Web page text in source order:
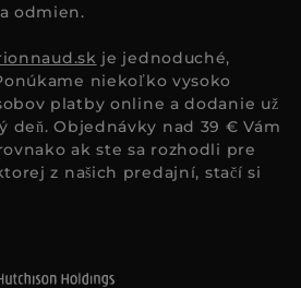
odmien.
je jednoduché,
niekoľko vysoko
platby online a dodanie už
deň. Objednávky nad 39 € Vám
ak ste sa rozhodli pre
z našich predajní, stačí si